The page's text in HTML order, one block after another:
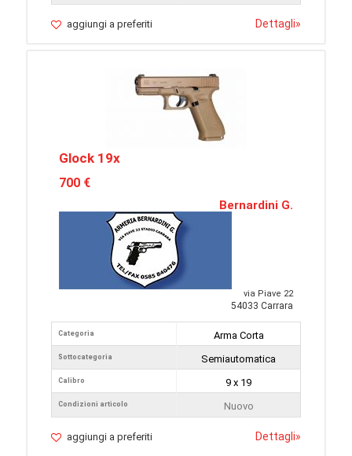
aggiungi a preferiti Dettagli»
Glock 19x
700 €
Bernardini G.
via Piave 22
54033 Carrara
Categoria
Sottocategoria
Calibro
Condizioni articolo
Arma Corta
Semiautomatica
9 x 19
Nuovo
aggiungi a preferiti Dettagli»